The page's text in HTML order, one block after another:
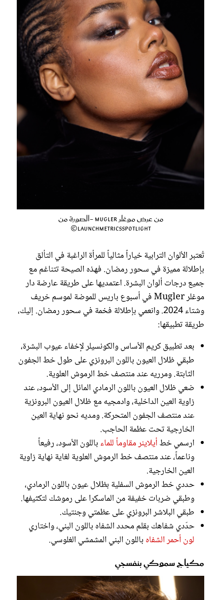
من عرض موغلر Mugler -الصورة من
LaunchmetricsSpotlight©
تُعتبر الألوان الترابية خياراً مثالياً للمرأة الراغبة في التألق
بإطلالة مميزة في سحور رمضان. فهذه الصيحة تتناغم مع
جميع درجات ألوان البشرة. اعتمديها على طريقة عارضة دار
موغلر Mugler في أسبوع باريس للموضة لموسم خريف
وشتاء 2024. وانعمي بإطلالة فخمة في سحور رمضان. إليك،
طريقة تطبيقها:
بعد تطبيق كريم الأساس والكونسيلر لإخفاء عيوب البشرة،
طبقي ظلال العيون باللون البرونزي على طول خط الجفون
الثابتة. ومرريه عند منتصف خط الرموش العلوية.
ضعي ظلال العيون باللون الرمادي المائل إلى الأسود، عند
زاوية العين الداخلية، وادمجيه مع ظلال العيون البرونزية
عند منتصف الجفون المتحركة. ومديه نحو نهاية العين
الخارجية تحت عظمة الحاجب.
ارسمي خطأيلاينر مقاوماً للماء باللون الأسود، رفيعاً
وناعماً، عند منتصف خط الرموش العلوية لغاية نهاية زاوية
العين الخارجية.
حددي خط الرموش السفلية بظلال عيون باللون الرمادي،
وطبقي ضربات خفيفة من الماسكرا على رموشك لتكثيفها.
طبقي البلاشر البرونزي على عظمتي وجنتيك.
حدّدي شفاهك بقلم محدد الشفاه باللون البني، واختاري
لون أحمر الشفاه باللون البني المشمشي الغلوسي.
مكياج سموكي بنفسجي